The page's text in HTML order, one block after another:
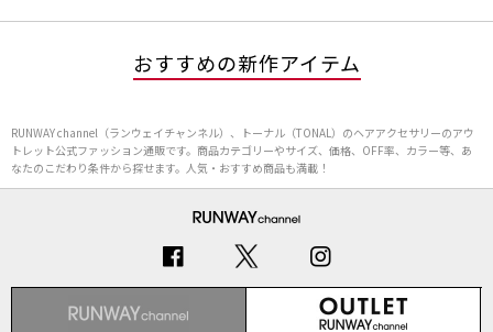
おすすめの新作アイテム
RUNWAY channel（ランウェイチャンネル）、トーナル（TONAL）のヘアアクセサリーのアウ
トレット公式ファッション通販です。商品カテゴリーやサイズ、価格、OFF率、カラー等、あ
なたのこだわり条件から探せます。人気・おすすめ商品も満載！